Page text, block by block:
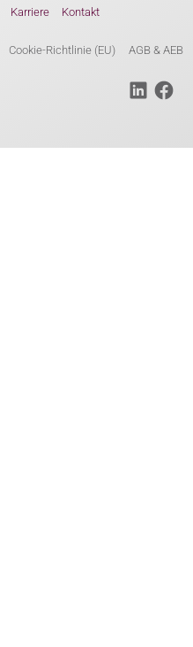
Karriere Kontakt
Cookie-Richtlinie (EU) AGB & AEB